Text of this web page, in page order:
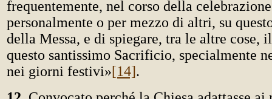
frequentemente, nel corso della
personalmente o per mezzo di altri, su
della Messa, e di spiegare, tra le altre cose,
questo santissimo Sacrificio, specialmente
nei giorni festivi»[14].